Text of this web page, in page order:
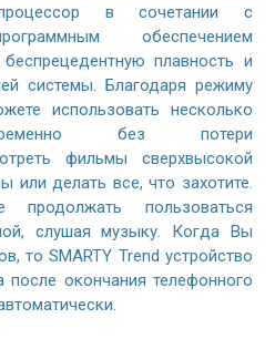
в сочетании с
обеспечением
плавность и
системы. Благодаря режиму
использовать несколько
без потери
фильмы сверхвысокой
или делать все, что захотите.
пользоваться
слушая музыку. Когда Вы
то SMARTY Trend устройство
окончания телефонного